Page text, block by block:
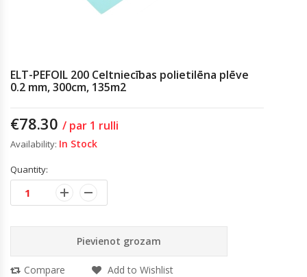
ELT-PEFOIL 200 Celtniecības polietilēna plēve
0.2 mm, 300cm, 135m2
€78.30 / par 1 rulli
Availability: In Stock
Quantity:
Pievienot grozam
Compare
Add to Wishlist